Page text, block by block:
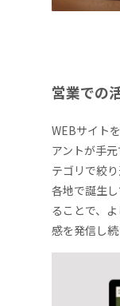
営業での
WEBサイト
アントが手
テゴリで絞
各地で誕生
ることで、
感を発信し続